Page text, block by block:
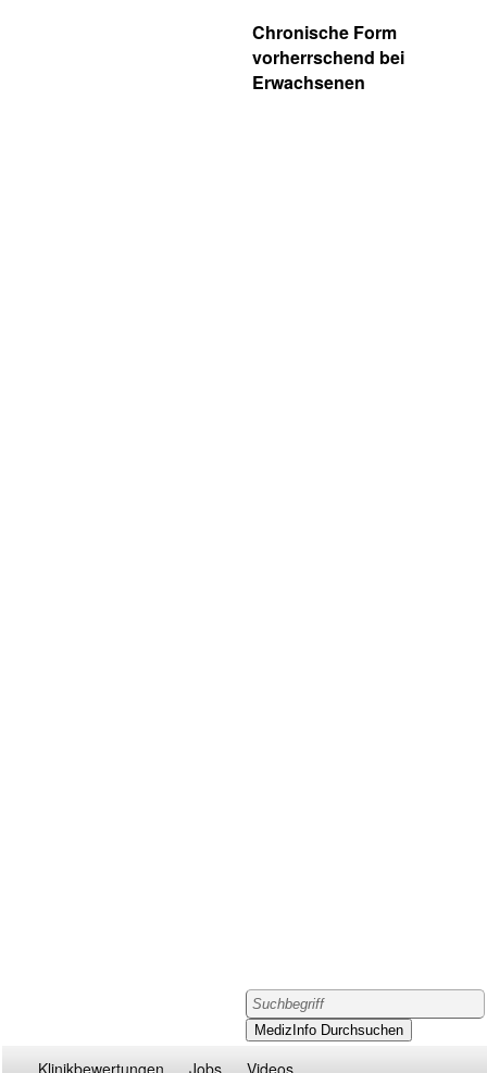
Chronische Form
vorherrschend bei
Erwachsenen
Klinikbewertungen Jobs Videos